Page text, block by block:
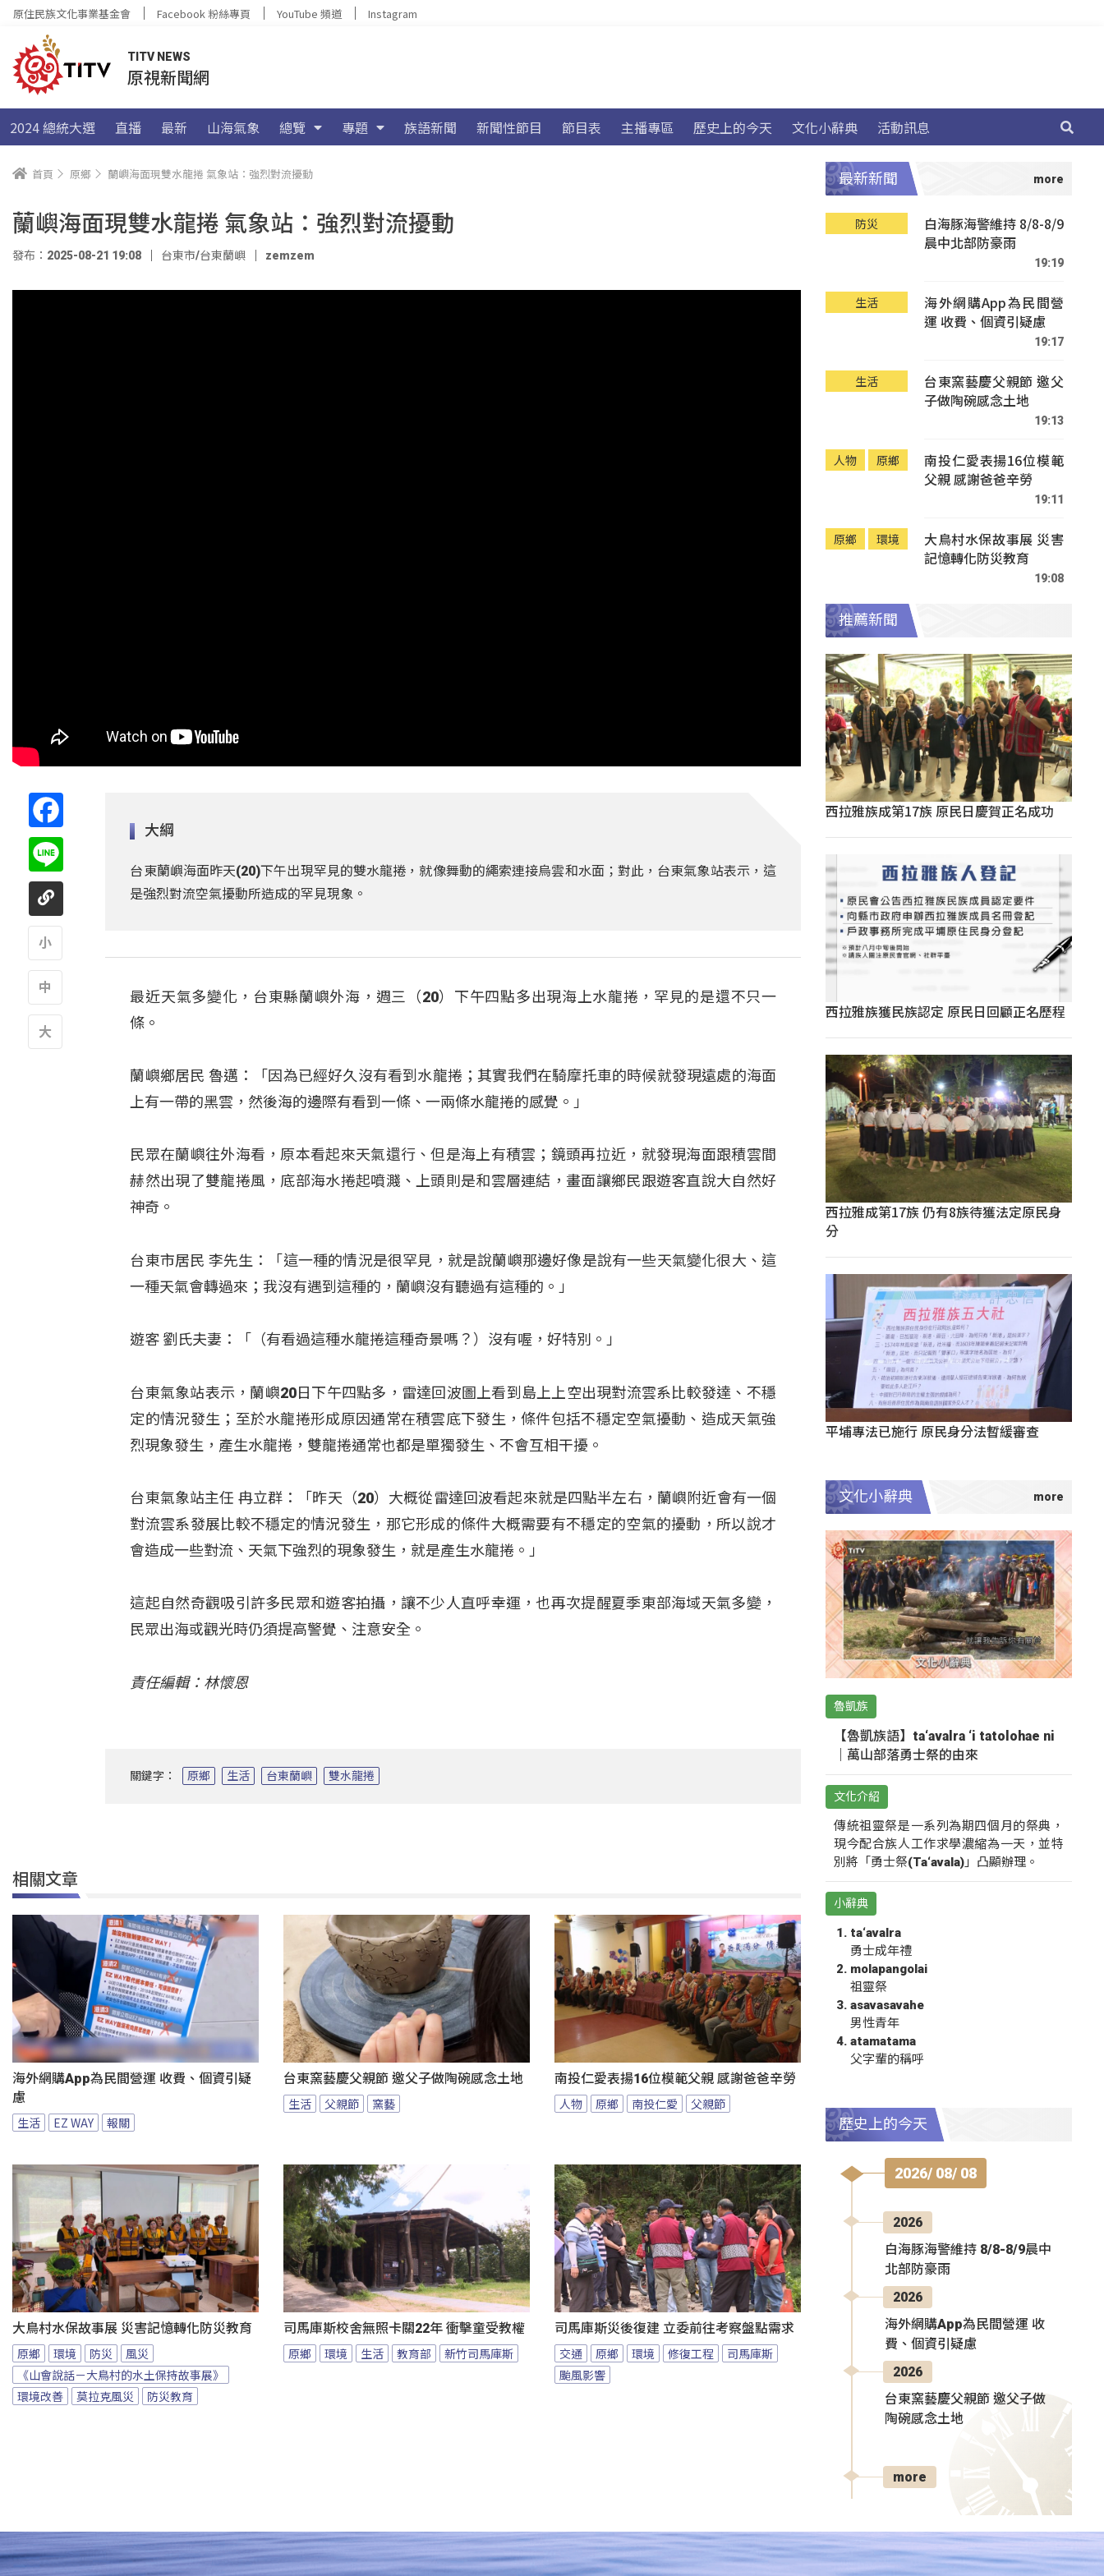
原住民族文化事業基金會 Facebook 粉絲專頁 YouTube 頻道 Instagram
TITV NEWS
原視新聞網
2024 總統大選 直播 最新 山海氣象 總覽 專題 族語新聞 新聞性節目 節目表 主播專區 歷史上的今天 文化小辭典 活動訊息
首頁 原鄉 蘭嶼海面現雙水龍捲 氣象站：強烈對流擾動
蘭嶼海面現雙水龍捲 氣象站：強烈對流擾動
發布：2025-08-21 19:08 台東市/台東蘭嶼 zemzem
大綱
台東蘭嶼海面昨天(20)下午出現罕見的雙水龍捲，就像舞動的繩索連接烏雲和水面；對此，台東氣象站表示，這
是強烈對流空氣擾動所造成的罕見現象。
最近天氣多變化，台東縣蘭嶼外海，週三（20）下午四點多出現海上水龍捲，罕見的是還不只一
條。
蘭嶼鄉居民 魯邁：「因為已經好久沒有看到水龍捲；其實我們在騎摩托車的時候就發現遠處的海面
上有一帶的黑雲，然後海的邊際有看到一條、一兩條水龍捲的感覺。」
民眾在蘭嶼往外海看，原本看起來天氣還行、但是海上有積雲；鏡頭再拉近，就發現海面跟積雲間
赫然出現了雙龍捲風，底部海水捲起噴濺、上頭則是和雲層連結，畫面讓鄉民跟遊客直說大自然好
神奇。
台東市居民 李先生：「這一種的情況是很罕見，就是說蘭嶼那邊好像是說有一些天氣變化很大、這
一種天氣會轉過來；我沒有遇到這種的，蘭嶼沒有聽過有這種的。」
遊客 劉氏夫妻：「（有看過這種水龍捲這種奇景嗎？）沒有喔，好特別。」
台東氣象站表示，蘭嶼20日下午四點多，雷達回波圖上看到島上上空出現對流雲系比較發達、不穩
定的情況發生；至於水龍捲形成原因通常在積雲底下發生，條件包括不穩定空氣擾動、造成天氣強
烈現象發生，產生水龍捲，雙龍捲通常也都是單獨發生、不會互相干擾。
台東氣象站主任 冉立群：「昨天（20）大概從雷達回波看起來就是四點半左右，蘭嶼附近會有一個
對流雲系發展比較不穩定的情況發生，那它形成的條件大概需要有不穩定的空氣的擾動，所以說才
會造成一些對流、天氣下強烈的現象發生，就是產生水龍捲。」
這起自然奇觀吸引許多民眾和遊客拍攝，讓不少人直呼幸運，也再次提醒夏季東部海域天氣多變，
民眾出海或觀光時仍須提高警覺、注意安全。
責任編輯：林懷恩
關鍵字： 原鄉 生活 台東蘭嶼 雙水龍捲
相關文章
海外網購App為民間營運 收費、個資引疑
慮
生活 EZ WAY 報關
台東窯藝慶父親節 邀父子做陶碗感念土地
生活 父親節 窯藝
南投仁愛表揚16位模範父親 感謝爸爸辛勞
人物 原鄉 南投仁愛 父親節
大鳥村水保故事展 災害記憶轉化防災教育
原鄉 環境 防災
風災
《山會說話－大鳥村的水土保持故事展》
環境改善
莫拉克風災 防災教育
司馬庫斯校舍無照卡關22年 衝擊童受教權
原鄉 環境 生活 教育部 新竹司馬庫斯
司馬庫斯災後復建 立委前往考察盤點需求
交通 原鄉 環境 修復工程
司馬庫斯
颱風影響
最新新聞
防災
白海豚海警維持 8/8-8/9
晨中北部防豪雨
19:19
生活
海外網購App為民間營
運 收費、個資引疑慮
19:17
生活
台東窯藝慶父親節 邀父
子做陶碗感念土地
19:13
人物 原鄉
南投仁愛表揚16位模範
父親 感謝爸爸辛勞
19:11
原鄉 環境
大鳥村水保故事展 災害
記憶轉化防災教育
19:08
推薦新聞
西拉雅族成第17族 原民日慶賀正名成功
西拉雅族獲民族認定 原民日回顧正名歷程
西拉雅成第17族 仍有8族待獲法定原民身
分
平埔專法已施行 原民身分法暫緩審查
文化小辭典
魯凱族
【魯凱族語】ta‘avalra ‘i tatolohae ni
｜萬山部落勇士祭的由來
文化介紹
傳統祖靈祭是一系列為期四個月的祭典，
現今配合族人工作求學濃縮為一天，並特
別將「勇士祭(Ta‘avala)」凸顯辦理。
小辭典
ta‘avalra
勇士成年禮
molapangolai
祖靈祭
asavasavahe
男性青年
atamatama
父字輩的稱呼
歷史上的今天
2026/ 08/ 08
2026
白海豚海警維持 8/8-8/9晨中
北部防豪雨
2026
海外網購App為民間營運 收
費、個資引疑慮
2026
台東窯藝慶父親節 邀父子做
陶碗感念土地
more